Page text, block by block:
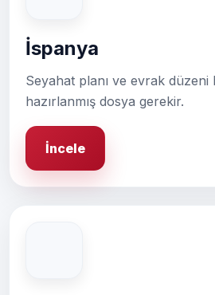
İspanya
Seyahat planı ve evrak düzeni
hazırlanmış dosya gerekir.
İncele